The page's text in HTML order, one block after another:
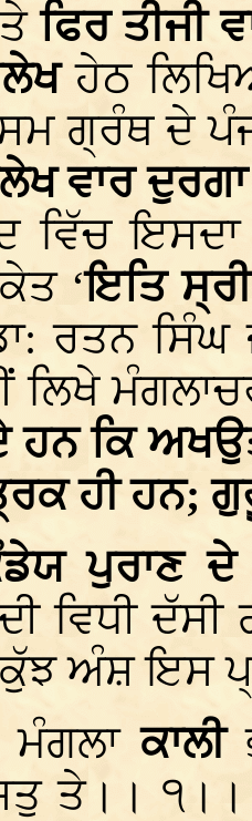
ਫਿਰ ਤੀਜੀ
ਹੇਠ
ਗ੍ਰੰਥ ਦੇ
ਵਾਰ
ਵਿੱਚ
‘ਇਤਿ
ਰਤਨ
ਲਿਖੇ
ਹਨ ਕਿ
ਹੀ ਹਨ;
ਪੁਰਾਣ
ਵਿਧੀ
ਅੰਸ਼ ਇਸ
ਮੰਗਲਾਕਾਲੀ
ਤੇ।।